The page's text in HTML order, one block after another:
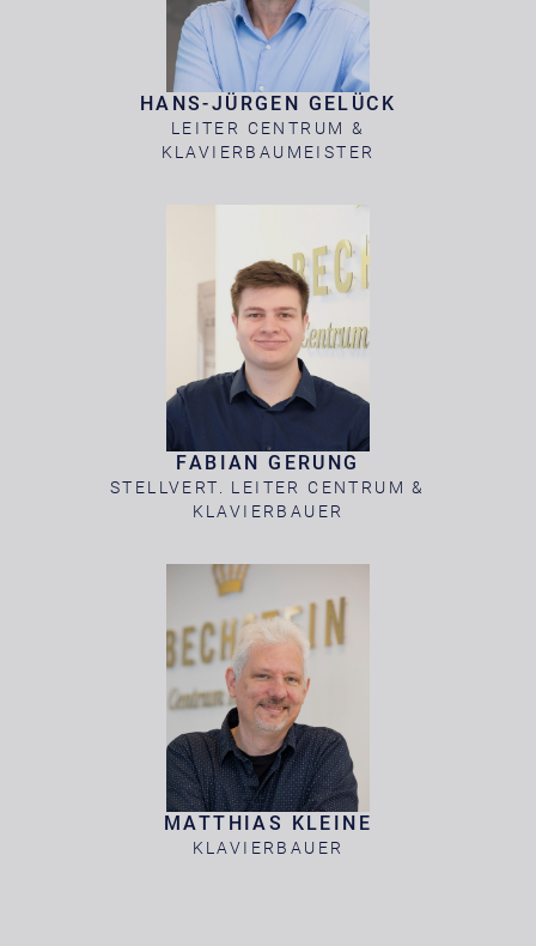
HANS-JÜRGEN GELÜCK
LEITER CENTRUM &
KLAVIERBAUMEISTER
FABIAN GERUNG
STELLVERT. LEITER CENTRUM &
KLAVIERBAUER
MATTHIAS KLEINE
KLAVIERBAUER